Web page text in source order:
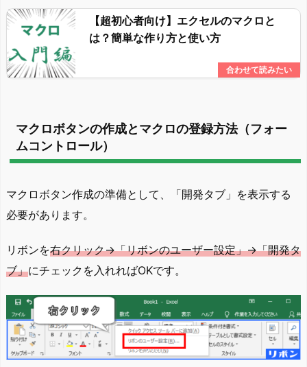
【超初心者向け】エクセルのマクロと
は？簡単な作り方と使い方
マクロボタンの作成とマクロの登録方法（フォー
ムコントロール）
マクロボタン作成の準備として、「開発タブ」を表示する
必要があります。
リボンを右クリック→「リボンのユーザー設定」→「開発タ
ブ」にチェックを入れればOKです。